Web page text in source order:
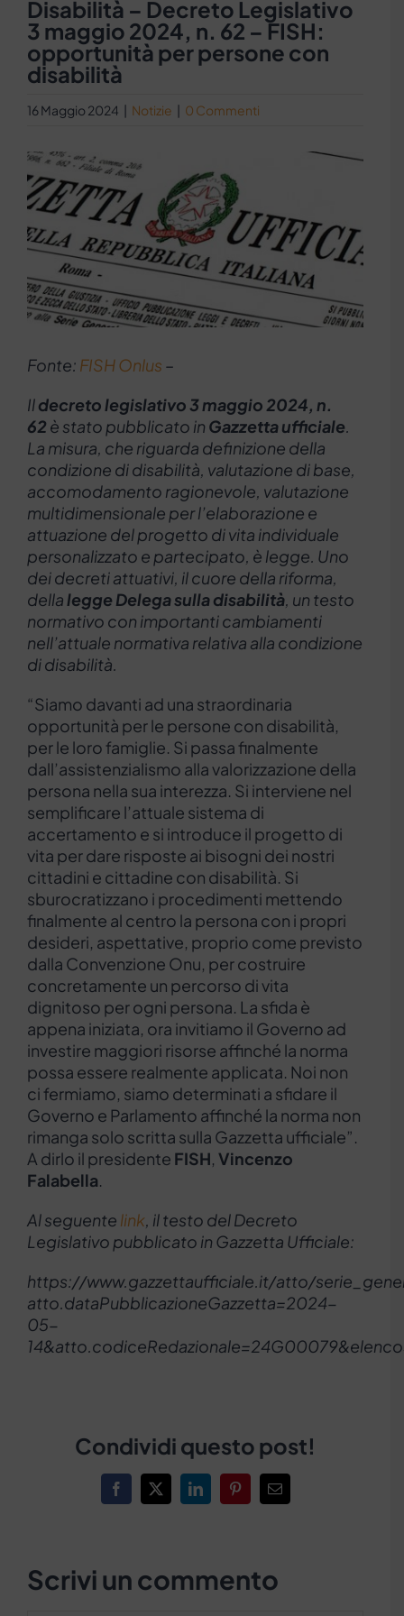
Disabilità – Decreto Legislativo
3 maggio 2024, n. 62 – FISH:
opportunità per persone con
disabilità
16 Maggio 2024 | Notizie | 0 Commenti
Ingrandisci
immagine
Fonte: FISH Onlus –
Ildecreto legislativo 3 maggio 2024, n.
62 è stato pubblicato in Gazzetta ufficiale.
La misura, che riguarda definizione della
condizione di disabilità, valutazione di base,
accomodamento ragionevole, valutazione
multidimensionale per l’elaborazione e
attuazione del progetto di vita individuale
personalizzato e partecipato, è legge. Uno
dei decreti attuativi, il cuore della riforma,
dellalegge Delega sulla disabilità, un testo
normativo con importanti cambiamenti
nell’attuale normativa relativa alla condizione
di disabilità.
“Siamo davanti ad una straordinaria
opportunità per le persone con disabilità,
per le loro famiglie. Si passa finalmente
dall’assistenzialismo alla valorizzazione della
persona nella sua interezza. Si interviene nel
semplificare l’attuale sistema di
accertamento e si introduce il progetto di
vita per dare risposte ai bisogni dei nostri
cittadini e cittadine con disabilità. Si
sburocratizzano i procedimenti mettendo
finalmente al centro la persona con i propri
desideri, aspettative, proprio come previsto
dalla Convenzione Onu, per costruire
concretamente un percorso di vita
dignitoso per ogni persona. La sfida è
appena iniziata, ora invitiamo il Governo ad
investire maggiori risorse affinché la norma
possa essere realmente applicata. Noi non
ci fermiamo, siamo determinati a sfidare il
Governo e Parlamento affinché la norma non
rimanga solo scritta sulla Gazzetta ufficiale”.
A dirlo il presidente FISH, Vincenzo
Falabella.
Al seguente link, il testo del Decreto
Legislativo pubblicato in Gazzetta Ufficiale:
https://www.gazzettaufficiale.it/atto/
atto.dataPubblicazioneGazzetta=2024-
05-
Condividi questo post!
Facebook
X LinkedInPinterestEmail
Scrivi un commento